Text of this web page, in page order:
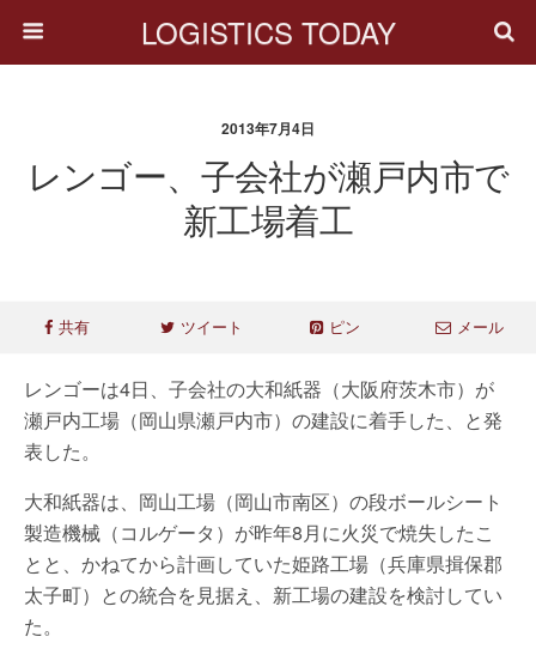
LOGISTICS TODAY
2013年7月4日
レンゴー、子会社が瀬戸内市で
新工場着工
共有 ツイート ピン メール
レンゴーは4日、子会社の大和紙器（大阪府茨木市）が
瀬戸内工場（岡山県瀬戸内市）の建設に着手した、と発
表した。
大和紙器は、岡山工場（岡山市南区）の段ボールシート
製造機械（コルゲータ）が昨年8月に火災で焼失したこ
とと、かねてから計画していた姫路工場（兵庫県揖保郡
太子町）との統合を見据え、新工場の建設を検討してい
た。